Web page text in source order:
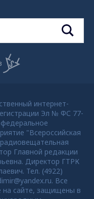
интернет-
Эл № ФС 77-
"Всероссийская
Главной редакции
Директор ГТРК
Тел. (4922)
Все
на сайте, защищены в